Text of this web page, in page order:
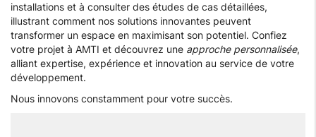
installations et à consulter des études de cas détaillées,
illustrant comment nos solutions innovantes peuvent
transformer un espace en maximisant son potentiel. Confiez
votre projet à AMTI et découvrez une approche personnalisée,
alliant expertise, expérience et innovation au service de votre
développement.
Nous innovons constamment pour votre succès.